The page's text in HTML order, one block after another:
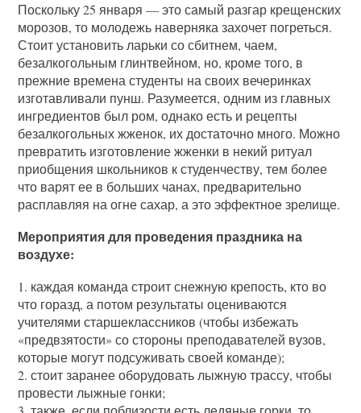
Поскольку 25 января — это самый разгар крещенских
морозов, то молодежь наверняка захочет погреться.
Стоит установить ларьки со сбитнем, чаем,
безалкогольным глинтвейном, но, кроме того, в
прежние времена студенты на своих вечеринках
изготавливали пунш. Разумеется, одним из главных
ингредиентов был ром, однако есть и рецепты
безалкогольных жженок, их достаточно много. Можно
превратить изготовление жженки в некий ритуал
приобщения школьников к студенчеству, тем более
что варят ее в больших чанах, предварительно
расплавляя на огне сахар, а это эффектное зрелище.
Мероприятия для проведения праздника на
воздухе:
1. каждая команда строит снежную крепость, кто во
что горазд, а потом результаты оцениваются
учителями старшеклассников (чтобы избежать
«предвзятости» со стороны преподавателей вузов,
которые могут подсуживать своей команде);
2. стоит заранее оборудовать лыжную трассу, чтобы
провести лыжные гонки;